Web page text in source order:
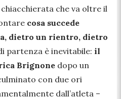
che va oltre il
cosa succede
dietro un rientro, dietro
partenza è inevitabile: il
Brignone dopo un
con due ori
dall’atleta –